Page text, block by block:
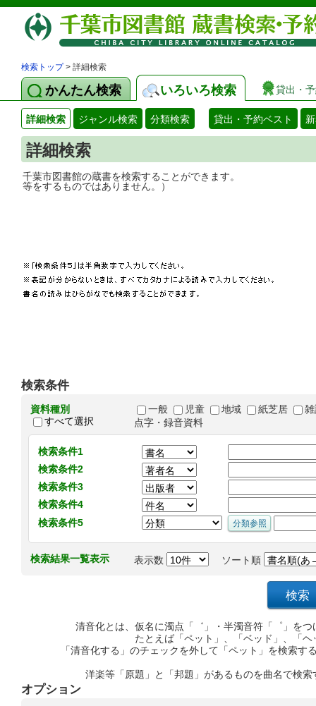
検索トップ> 詳細検索
かんたん検索 いろいろ検索 貸出・
詳細検索 ジャンル検索 分類検索 貸出・予約ベスト
詳細検索
千葉市図書館の蔵書を検索することがで
等をするものではありません。）
検索条件
資料種別
すべて選択
一般 児童 地域 紙芝居
点字・録音資料
検索条件1
検索条件2
検索条件3
検索条件4
検索条件5
検索結果一覧表示 表示数 ソート順
清音化とは、仮名に濁点「゛」・半濁音符「゜」を
たとえば「ペット」、「ベッド」、「
「清音化する」のチェックを外して「ペット」を検索
洋楽等「原題」と「邦題」があるものを曲名で検
オプション